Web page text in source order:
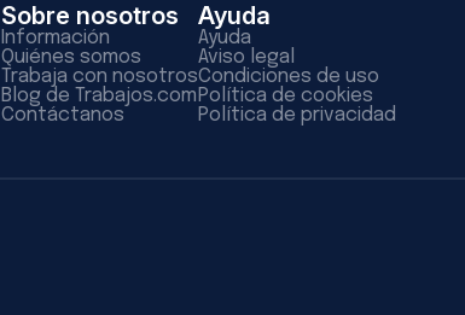
Sobre nosotros
Información
Quiénes somos
Trabaja con nosotros
Blog de Trabajos.com
Contáctanos
Ayuda
Ayuda
Aviso legal
Condiciones de uso
Política de cookies
Política de privacidad